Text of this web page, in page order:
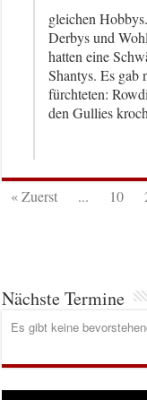
gleichen
Derbys und
hatten eine
Shantys. Es gab
fürchteten:
den Gullies
« Zuerst ... 10
Nächste Termine
Es gibt keine